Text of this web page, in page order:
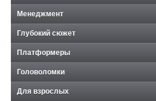
Менеджмент
Глубокий сюжет
Платформеры
Головоломки
Для взрослых